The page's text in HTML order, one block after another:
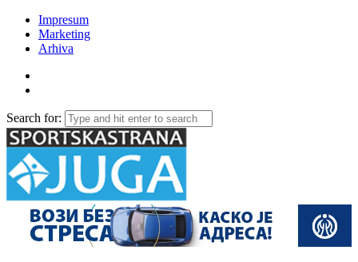
Impresum
Marketing
Arhiva
Search for: